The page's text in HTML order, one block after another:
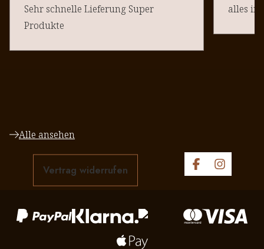
Sehr schnelle Lieferung Super
Produkte
alles in
Alle ansehen
Vertrag widerrufen